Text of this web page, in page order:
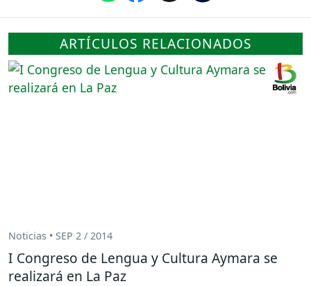
ARTÍCULOS RELACIONADOS
Noticias • SEP 2 / 2014
I Congreso de Lengua y Cultura Aymara se
realizará en La Paz